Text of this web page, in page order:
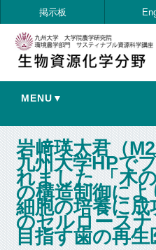
掲示板
MENU▼
岩﨑瑛大君（
九州大学HPで
れました 「木
の構造制御に
細胞の培養に
のセルロース
目指す歯の再生